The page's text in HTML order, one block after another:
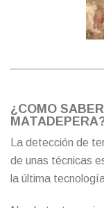
¿COMO
La detección de
de unas técnicas
la última